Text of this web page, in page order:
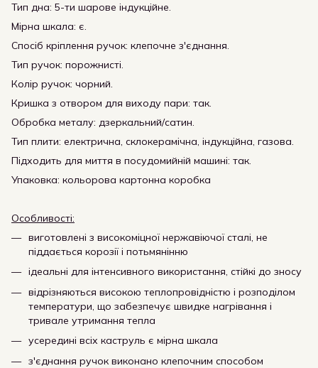
Тип дна: 5-ти шарове індукційне.
Мірна шкала: є.
Спосіб кріплення ручок: клепочне з'єднання.
Тип ручок: порожнисті.
Колір ручок: чорний.
Кришка з отвором для виходу пари: так.
Обробка металу: дзеркальний/сатин.
Тип плити: електрична, склокерамічна, індукційна, газова.
Підходить для миття в посудомийній машині: так.
Упаковка: кольорова картонна коробка
Особливості:
виготовлені з високоміцної нержавіючої сталі, не
піддається корозії і потьмянінню
ідеальні для інтенсивного використання, стійкі до зносу
відрізняються високою теплопровідністю і розподілом
температури, що забезпечує швидке нагрівання і
тривале утримання тепла
усередині всіх каструль є мірна шкала
з'єднання ручок виконано клепочним способом